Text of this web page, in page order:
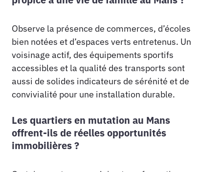
Observe la présence de commerces, d’écoles
bien notées et d’espaces verts entretenus. Un
voisinage actif, des équipements sportifs
accessibles et la qualité des transports sont
aussi de solides indicateurs de sérénité et de
convivialité pour une installation durable.
Les quartiers en mutation au Mans
offrent-ils de réelles opportunités
immobilières ?